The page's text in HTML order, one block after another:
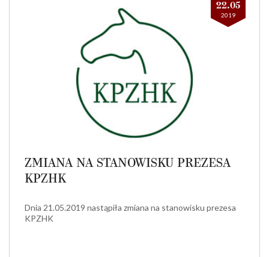
22.05
2019
ZMIANA NA STANOWISKU PREZESA
KPZHK
Dnia 21.05.2019 nastąpiła zmiana na stanowisku prezesa
KPZHK